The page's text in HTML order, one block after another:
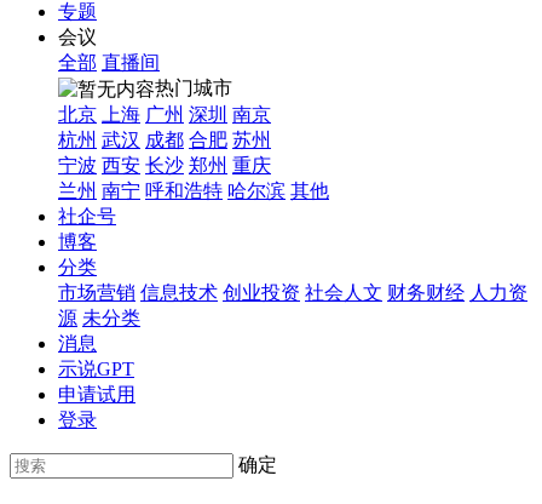
专题
会议
全部 直播间
热门城市
北京
上海 广州 深圳 南京
杭州 武汉 成都 合肥 苏州
宁波 西安 长沙 郑州 重庆
兰州 南宁 呼和浩特 哈尔滨 其他
社企号
博客
分类
市场营销 信息技术 创业投资 社会人文 财务财经 人力资
源 未分类
消息
示说GPT
申请试用
登录
确定